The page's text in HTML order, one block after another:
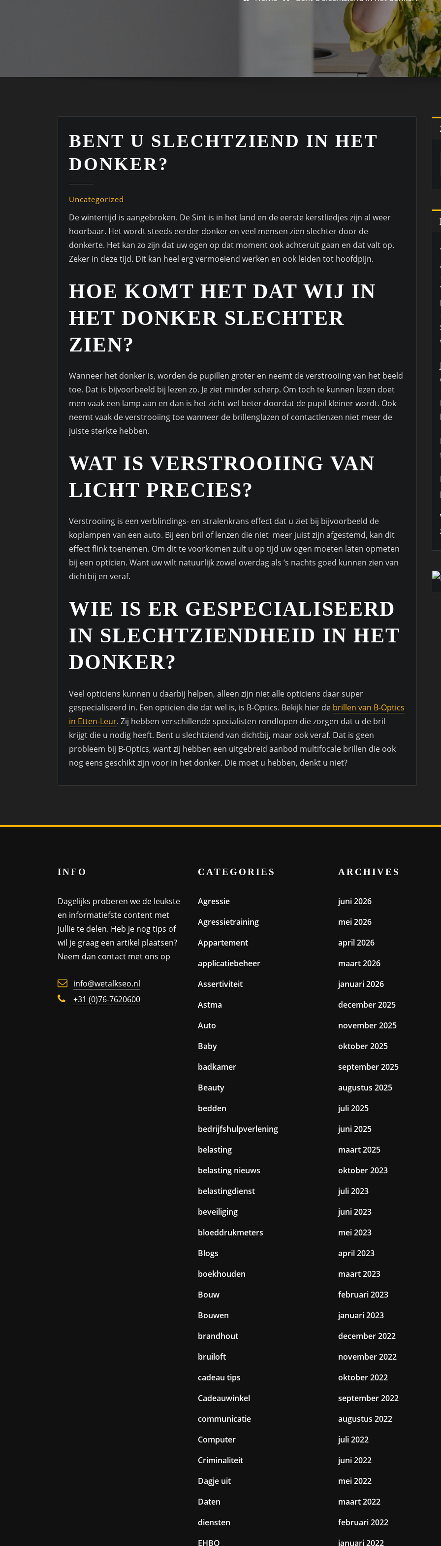
BENT U SLECHTZIEND IN HET
DONKER?
Uncategorized
De wintertijd is aangebroken. De Sint is in het land en de eerste kerstliedjes zijn al weer
hoorbaar. Het wordt steeds eerder donker en veel mensen zien slechter door de
donkerte. Het kan zo zijn dat uw ogen op dat moment ook achteruit gaan en dat valt op.
Zeker in deze tijd. Dit kan heel erg vermoeiend werken en ook leiden tot hoofdpijn.
HOE KOMT HET DAT WIJ IN
HET DONKER SLECHTER
ZIEN?
Wanneer het donker is, worden de pupillen groter en neemt de verstrooiing van het beeld
toe. Dat is bijvoorbeeld bij lezen zo. Je ziet minder scherp. Om toch te kunnen lezen doet
men vaak een lamp aan en dan is het zicht wel beter doordat de pupil kleiner wordt. Ook
neemt vaak de verstrooiing toe wanneer de brillenglazen of contactlenzen niet meer de
juiste sterkte hebben.
WAT IS VERSTROOIING VAN
LICHT PRECIES?
Verstrooiing is een verblindings- en stralenkrans effect dat u ziet bij bijvoorbeeld de
koplampen van een auto. Bij een bril of lenzen die niet meer juist zijn afgestemd, kan dit
effect flink toenemen. Om dit te voorkomen zult u op tijd uw ogen moeten laten opmeten
bij een opticien. Want uw wilt natuurlijk zowel overdag als ‘s nachts goed kunnen zien van
dichtbij en veraf.
WIE IS ER GESPECIALISEERD
IN SLECHTZIENDHEID IN HET
DONKER?
Veel opticiens kunnen u daarbij helpen, alleen zijn niet alle opticiens daar super
gespecialiseerd in. Een opticien die dat wel is, is B-Optics. Bekijk hier de brillen van B-Optics
in Etten-Leur. Zij hebben verschillende specialisten rondlopen die zorgen dat u de bril
krijgt die u nodig heeft. Bent u slechtziend van dichtbij, maar ook veraf. Dat is geen
probleem bij B-Optics, want zij hebben een uitgebreid aanbod multifocale brillen die ook
nog eens geschikt zijn voor in het donker. Die moet u hebben, denkt u niet?
INFO
Dagelijks proberen we de leukste
en informatiefste content met
jullie te delen. Heb je nog tips of
wil je graag een artikel plaatsen?
Neem dan contact met ons op
info@wetalkseo.nl
+31 (0)76-7620600
CATEGORIES
Agressie
Agressietraining
Appartement
applicatiebeheer
Assertiviteit
Astma
Auto
Baby
badkamer
Beauty
bedden
bedrijfshulpverlening
belasting
belasting nieuws
belastingdienst
beveiliging
bloeddrukmeters
Blogs
boekhouden
Bouw
Bouwen
brandhout
bruiloft
cadeau tips
Cadeauwinkel
communicatie
Computer
Criminaliteit
Dagje uit
Daten
diensten
EHBO
ARCHIVES
juni 2026
mei 2026
april 2026
maart 2026
januari 2026
december 2025
november 2025
oktober 2025
september 2025
augustus 2025
juli 2025
juni 2025
maart 2025
oktober 2023
juli 2023
juni 2023
mei 2023
april 2023
maart 2023
februari 2023
januari 2023
december 2022
november 2022
oktober 2022
september 2022
augustus 2022
juli 2022
juni 2022
mei 2022
maart 2022
februari 2022
januari 2022